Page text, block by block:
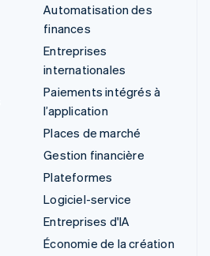
Automatisation des
finances
Entreprises
internationales
Paiements intégrés à
l’application
Places de marché
Gestion financière
Plateformes
Logiciel-service
Entreprises d'IA
Économie de la création